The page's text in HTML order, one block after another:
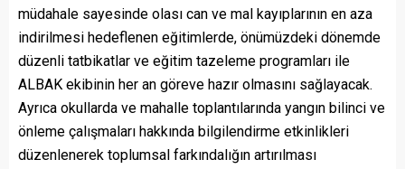
müdahale sayesinde olası can ve mal kayıplarının en aza
indirilmesi hedeflenen eğitimlerde, önümüzdeki dönemde
düzenli tatbikatlar ve eğitim tazeleme programları ile
ALBAK ekibinin her an göreve hazır olmasını sağlayacak.
Ayrıca okullarda ve mahalle toplantılarında yangın bilinci ve
önleme çalışmaları hakkında bilgilendirme etkinlikleri
düzenlenerek toplumsal farkındalığın artırılması